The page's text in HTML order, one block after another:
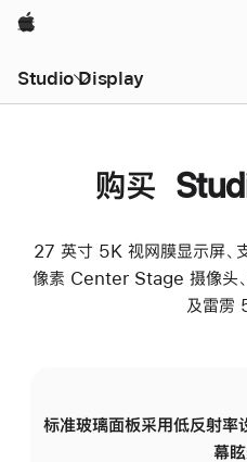
Apple
Studio Display
购买
27 英寸 5K 视网膜显示屏、
像素 Center Stage 摄像头、
及雷雳
标准玻璃面板采用低反射率
幕眩